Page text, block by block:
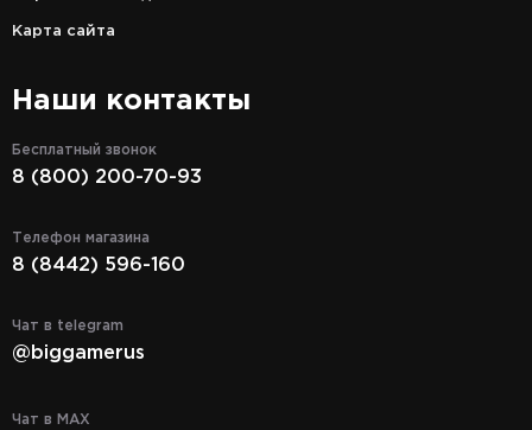
Карта сайта
Наши контакты
Бесплатный звонок
8 (800) 200-70-93
Телефон магазина
8 (8442) 596-160
Чат в telegram
@biggamerus
Чат в MAX